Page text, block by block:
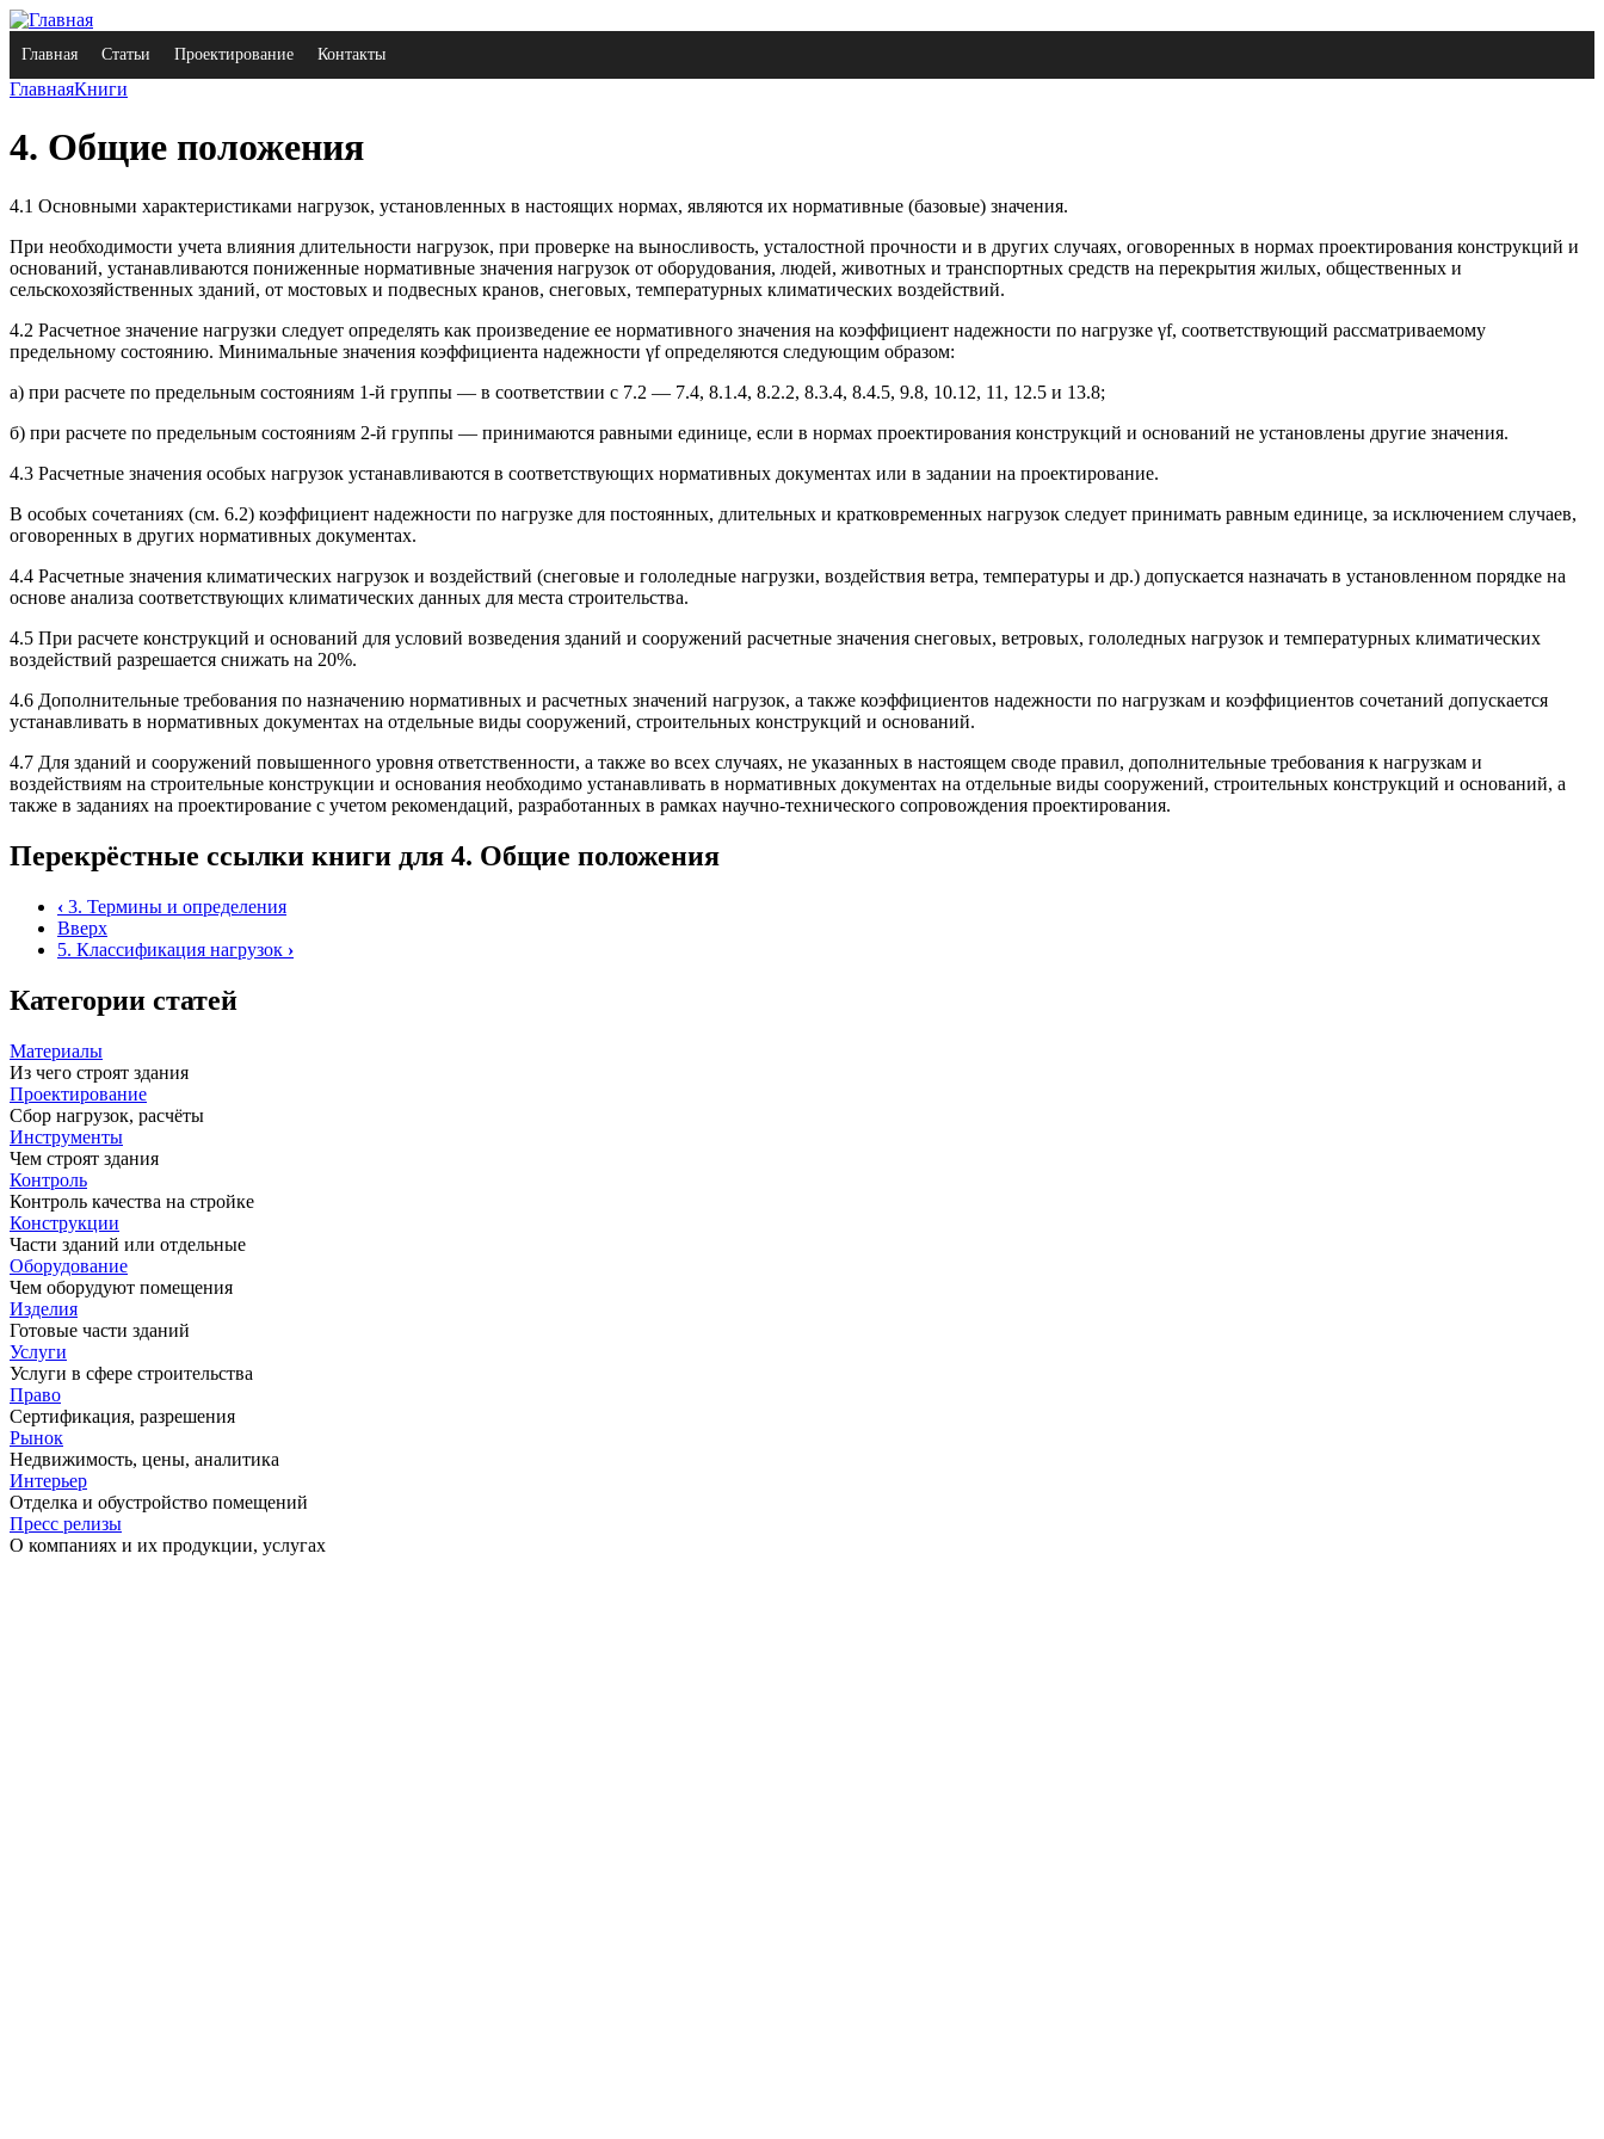
Главная Статьи Проектирование Контакты
ГлавнаяКниги
4. Общие положения
4.1 Основными характеристиками нагрузок, установленных в настоящих нормах, являются их нормативные (базовые) значения.
При необходимости учета влияния длительности нагрузок, при проверке на выносливость, усталостной прочности и в других случаях, оговоренных в нормах проектирования конструкций и
оснований, устанавливаются пониженные нормативные значения нагрузок от оборудования, людей, животных и транспортных средств на перекрытия жилых, общественных и
сельскохозяйственных зданий, от мостовых и подвесных кранов, снеговых, температурных климатических воздействий.
4.2 Расчетное значение нагрузки следует определять как произведение ее нормативного значения на коэффициент надежности по нагрузке γf, соответствующий рассматриваемому
предельному состоянию. Минимальные значения коэффициента надежности γf определяются следующим образом:
а) при расчете по предельным состояниям 1-й группы — в соответствии с 7.2 — 7.4, 8.1.4, 8.2.2, 8.3.4, 8.4.5, 9.8, 10.12, 11, 12.5 и 13.8;
б) при расчете по предельным состояниям 2-й группы — принимаются равными единице, если в нормах проектирования конструкций и оснований не установлены другие значения.
4.3 Расчетные значения особых нагрузок устанавливаются в соответствующих нормативных документах или в задании на проектирование.
В особых сочетаниях (см. 6.2) коэффициент надежности по нагрузке для постоянных, длительных и кратковременных нагрузок следует принимать равным единице, за исключением случаев,
оговоренных в других нормативных документах.
4.4 Расчетные значения климатических нагрузок и воздействий (снеговые и гололедные нагрузки, воздействия ветра, температуры и др.) допускается назначать в установленном порядке на
основе анализа соответствующих климатических данных для места строительства.
4.5 При расчете конструкций и оснований для условий возведения зданий и сооружений расчетные значения снеговых, ветровых, гололедных нагрузок и температурных климатических
воздействий разрешается снижать на 20%.
4.6 Дополнительные требования по назначению нормативных и расчетных значений нагрузок, а также коэффициентов надежности по нагрузкам и коэффициентов сочетаний допускается
устанавливать в нормативных документах на отдельные виды сооружений, строительных конструкций и оснований.
4.7 Для зданий и сооружений повышенного уровня ответственности, а также во всех случаях, не указанных в настоящем своде правил, дополнительные требования к нагрузкам и
воздействиям на строительные конструкции и основания необходимо устанавливать в нормативных документах на отдельные виды сооружений, строительных конструкций и оснований, а
также в заданиях на проектирование с учетом рекомендаций, разработанных в рамках научно-технического сопровождения проектирования.
Перекрёстные ссылки книги для 4. Общие положения
‹ 3. Термины и определения
Вверх
5. Классификация нагрузок ›
Категории статей
Материалы
Из чего строят здания
Проектирование
Сбор нагрузок, расчёты
Инструменты
Чем строят здания
Контроль
Контроль качества на стройке
Конструкции
Части зданий или отдельные
Оборудование
Чем оборудуют помещения
Изделия
Готовые части зданий
Услуги
Услуги в сфере строительства
Право
Сертификация, разрешения
Рынок
Недвижимость, цены, аналитика
Интерьер
Отделка и обустройство помещений
Пресс релизы
О компаниях и их продукции, услугах